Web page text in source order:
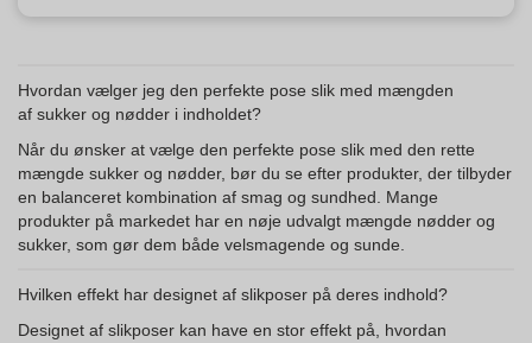
Hvordan vælger jeg den perfekte pose slik med mængden
af sukker og nødder i indholdet?
Når du ønsker at vælge den perfekte pose slik med den rette
mængde sukker og nødder, bør du se efter produkter, der tilbyder
en balanceret kombination af smag og sundhed. Mange
produkter på markedet har en nøje udvalgt mængde nødder og
sukker, som gør dem både velsmagende og sunde.
Hvilken effekt har designet af slikposer på deres indhold?
Designet af slikposer kan have en stor effekt på, hvordan